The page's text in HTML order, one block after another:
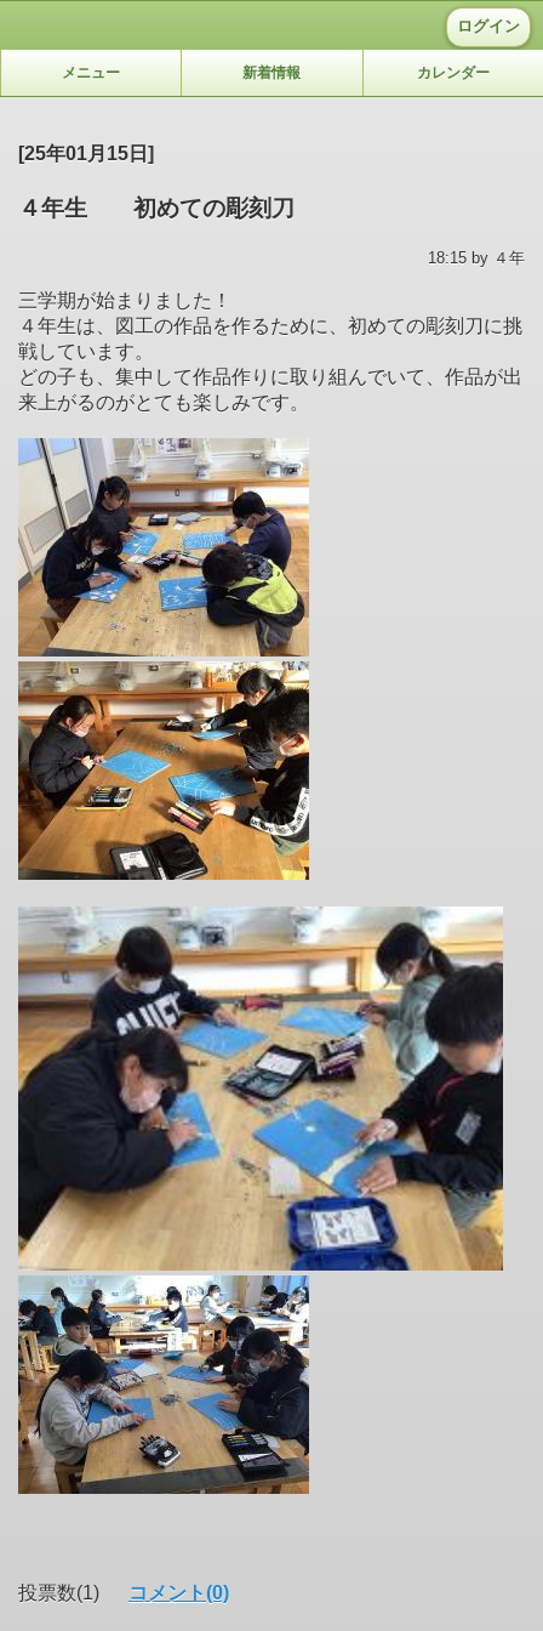
ログイン
メニュー 新着情報 カレンダー
[25年01月15日]
４年生 初めての彫刻刀
18:15 by ４年
三学期が始まりました！
４年生は、図工の作品を作るために、初めての彫刻刀に挑
戦しています。
どの子も、集中して作品作りに取り組んでいて、作品が出
来上がるのがとても楽しみです。
投票数(1) コメント(0)